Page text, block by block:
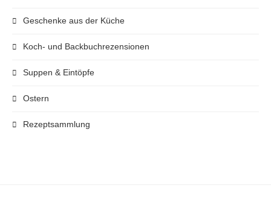
Geschenke aus der Küche
Koch- und Backbuchrezensionen
Suppen & Eintöpfe
Ostern
Rezeptsammlung